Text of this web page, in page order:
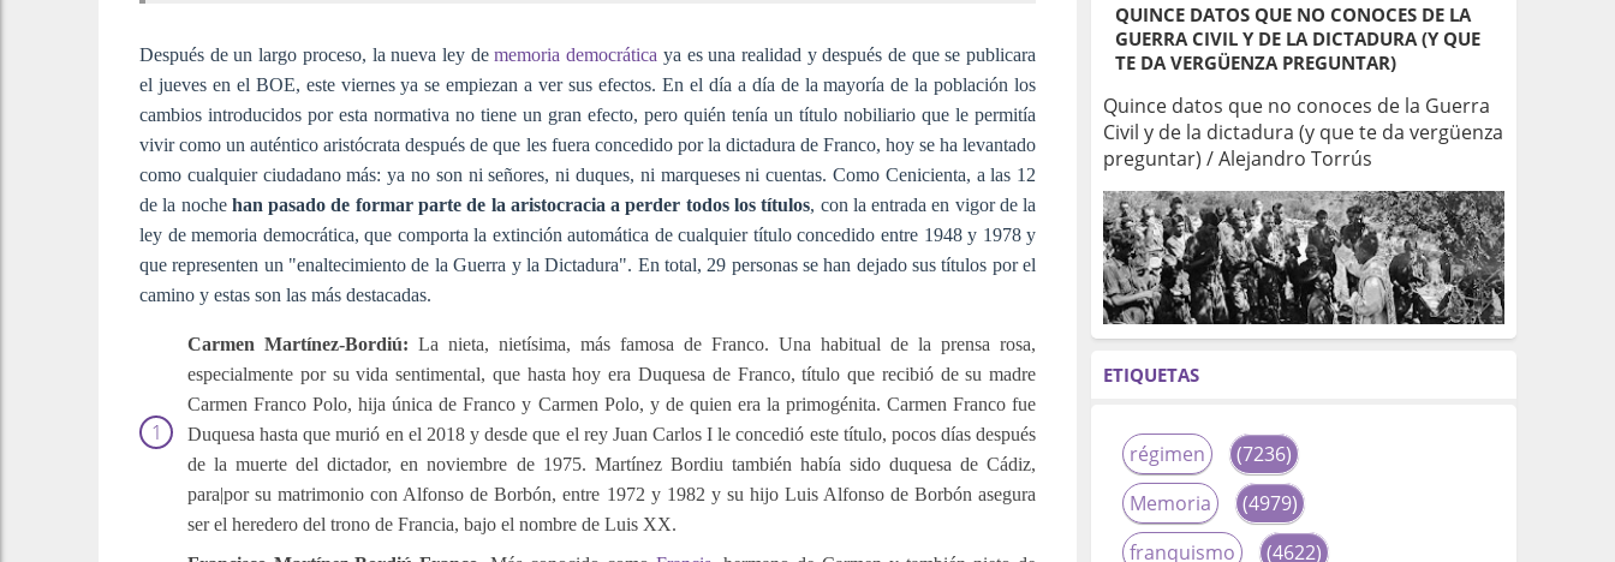
Después de un largo proceso, la nueva ley dememoria democrática ya es una realidad y después de que se publicara
el jueves en el BOE, este viernes ya se empiezan a ver sus efectos. En el día a día de la mayoría de la población los
cambios introducidos por esta normativa no tiene un gran efecto, pero quién tenía un título nobiliario que le permitía
vivir como un auténtico aristócrata después de que les fuera concedido por la dictadura de Franco, hoy se ha levantado
como cualquier ciudadano más: ya no son ni señores, ni duques, ni marqueses ni cuentas. Como Cenicienta, a las 12
de la noche han pasado de formar parte de la aristocracia a perder todos los títulos, con la entrada en vigor de la
ley de memoria democrática, que comporta la extinción automática de cualquier título concedido entre 1948 y 1978 y
que representen un "enaltecimiento de la Guerra y la Dictadura". En total, 29 personas se han dejado sus títulos por el
camino y estas son las más destacadas.
Carmen Martínez-Bordiú: La nieta, nietísima, más famosa de Franco. Una habitual de la prensa rosa,
especialmente por su vida sentimental, que hasta hoy era Duquesa de Franco, título que recibió de su madre
Carmen Franco Polo, hija única de Franco y Carmen Polo, y de quien era la primogénita. Carmen Franco fue
Duquesa hasta que murió en el 2018 y desde que el rey Juan Carlos I le concedió este título, pocos días después
de la muerte del dictador, en noviembre de 1975. Martínez Bordiu también había sido duquesa de Cádiz,
para|por su matrimonio con Alfonso de Borbón, entre 1972 y 1982 y su hijo Luis Alfonso de Borbón asegura
ser el heredero del trono de Francia, bajo el nombre de Luis XX.
QUINCE DATOS QUE NO CONOCES DE LA
GUERRA CIVIL Y DE LA DICTADURA (Y QUE
TE DA VERGÜENZA PREGUNTAR)
Quince datos que no conoces de la Guerra
Civil y de la dictadura (y que te da vergüenza
preguntar) / Alejandro Torrús
ETIQUETAS
régimen
(7236)
Memoria
(4979)
franquismo
(4622)